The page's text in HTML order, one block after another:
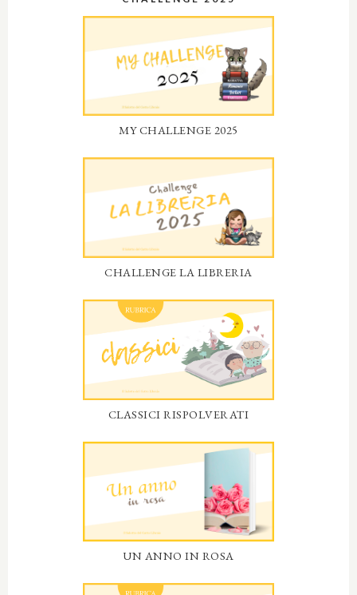
MY CHALLENGE 2025
CHALLENGE LA LIBRERIA
CLASSICI RISPOLVERATI
UN ANNO IN ROSA